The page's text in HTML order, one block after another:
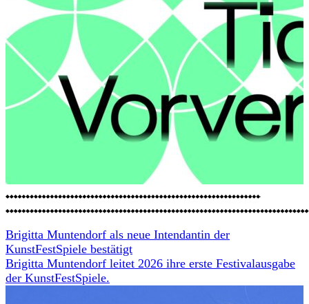
Brigitta Muntendorf als neue Intendantin der
KunstFestSpiele bestätigt
Brigitta Muntendorf leitet 2026 ihre erste Festivalausgabe
der KunstFestSpiele.